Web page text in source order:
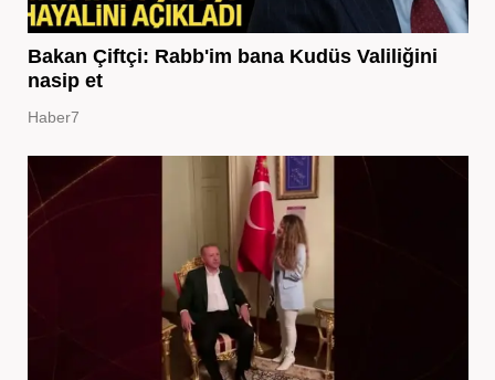
Bakan Çiftçi: Rabb'im bana Kudüs Valiliğini
nasip et
Haber7